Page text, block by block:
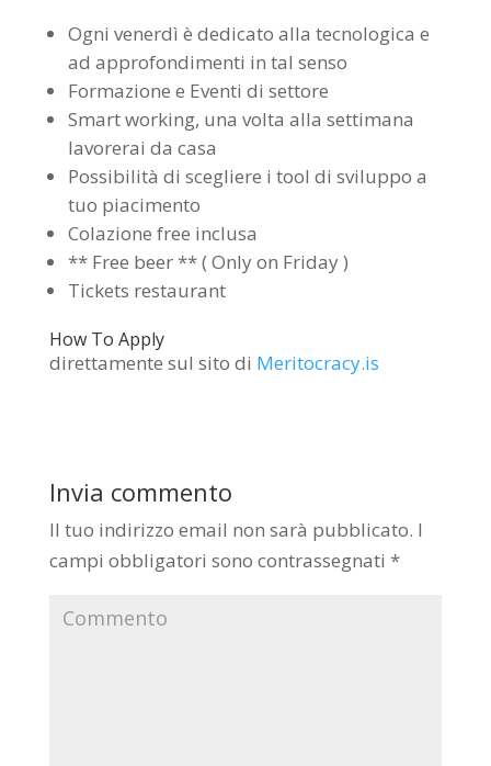
Ogni venerdì è dedicato alla tecnologica e
ad approfondimenti in tal senso
Formazione e Eventi di settore
Smart working, una volta alla settimana
lavorerai da casa
Possibilità di scegliere i tool di sviluppo a
tuo piacimento
Colazione free inclusa
** Free beer ** ( Only on Friday )
Tickets restaurant
How To Apply
direttamente sul sito di Meritocracy.is
Invia commento
Il tuo indirizzo email non sarà pubblicato. I
campi obbligatori sono contrassegnati *